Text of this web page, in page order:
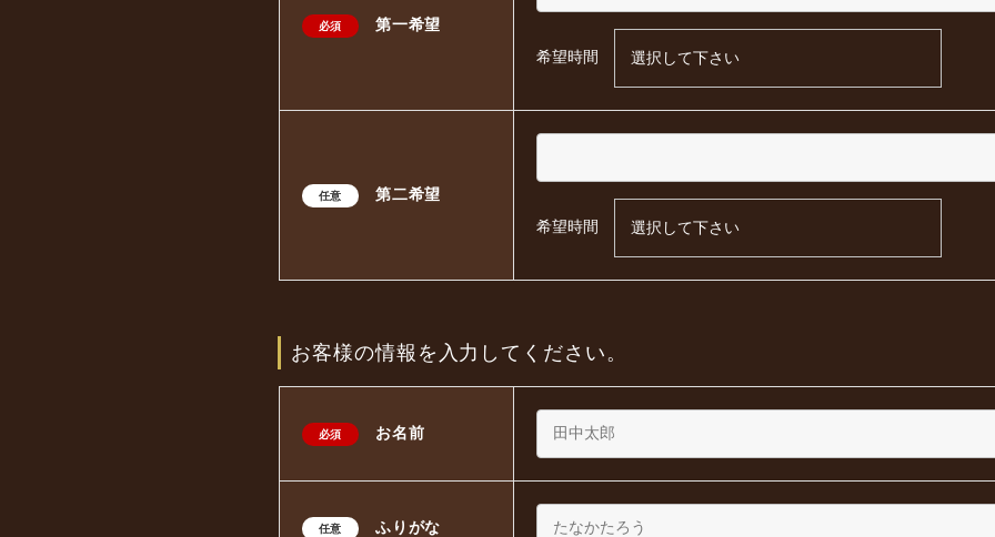
必須
第一希望
希望時間
任意
第二希望
希望時間
お客様の情報を入力してください。
必須 お名前
任意 ふりがな